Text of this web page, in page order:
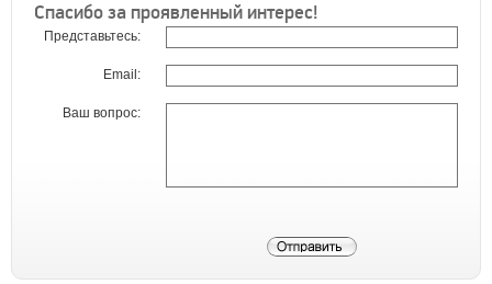
Спасибо за проявленный интерес!
Представьтесь:
Email:
Ваш вопрос: